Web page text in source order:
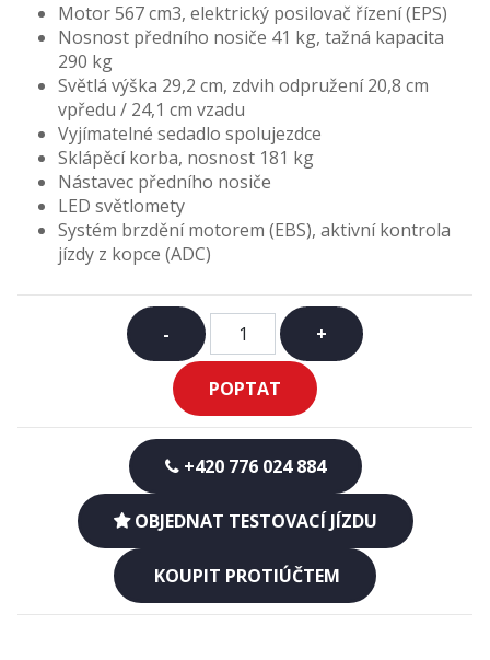
Motor 567 cm3, elektrický posilovač řízení (EPS)
Nosnost předního nosiče 41 kg, tažná kapacita
290 kg
Světlá výška 29,2 cm, zdvih odpružení 20,8 cm
vpředu / 24,1 cm vzadu
Vyjímatelné sedadlo spolujezdce
Sklápěcí korba, nosnost 181 kg
Nástavec předního nosiče
LED světlomety
Systém brzdění motorem (EBS), aktivní kontrola
jízdy z kopce (ADC)
- +
POPTAT
+420 776 024 884
OBJEDNAT TESTOVACÍ JÍZDU
KOUPIT PROTIÚČTEM